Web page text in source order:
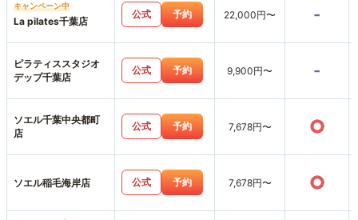
キャンペーン中
La pilates千葉店
公式 予約 22,000円〜 -
ピラティススタジオ
デップ千葉店
公式 予約 9,900円〜 -
ソエル千葉中央都町
店
公式 予約 7,678円〜 ○
ソエル稲毛海岸店 公式 予約 7,678円〜 ○